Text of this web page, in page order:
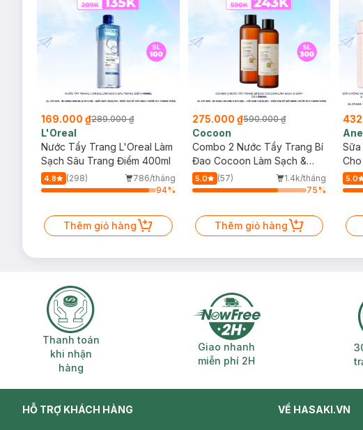
169.000 ₫289.000 ₫
L'Oreal
Nước Tẩy Trang L'Oreal Làm
Sạch Sâu Trang Điểm 400ml
4.8 (298)
786/tháng
94%
Thêm giỏ hàng
275.000 ₫590.000 ₫
Cocoon
Combo 2 Nước Tẩy Trang Bí
Đao Cocoon Làm Sạch &
Giảm Dầu 500ml
5.0 (57)
1.4k/tháng
75%
Thêm giỏ hàng
Sữa
Cho
5.0
Thanh toán khi nhận hàng
Thanh toán
khi nhận
hàng
Giao nhanh miễn phí 2H
Giao nhanh
miễn phí 2H
HỖ TRỢ KHÁCH HÀNG VỀ HASAKI.VN